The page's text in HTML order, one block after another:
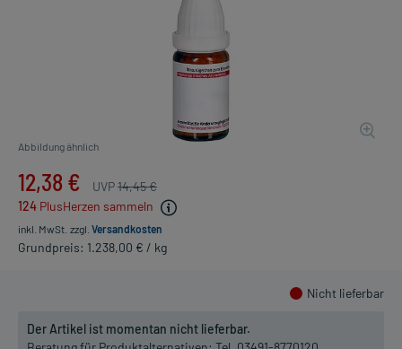
Abbildung ähnlich
12,38 € UVP14,45 €
124 PlusHerzen sammeln
inkl. MwSt. zzgl. Versandkosten
Grundpreis: 1.238,00 € / kg
Nicht lieferbar
Der Artikel ist momentan nicht lieferbar.